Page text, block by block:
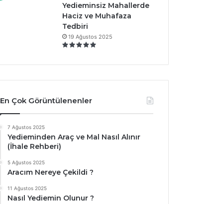
Yedieminsiz Mahallerde
Haciz ve Muhafaza
Tedbiri
19 Ağustos 2025
En Çok Görüntülenenler
7 Ağustos 2025
Yedieminden Araç ve Mal Nasıl Alınır
(İhale Rehberi)
5 Ağustos 2025
Aracım Nereye Çekildi ?
11 Ağustos 2025
Nasıl Yediemin Olunur ?